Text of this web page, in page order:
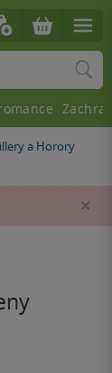
a Horory